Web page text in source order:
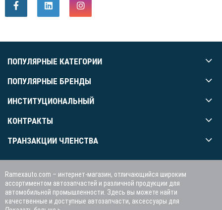
ПОПУЛЯРНЫЕ КАТЕГОРИИ
ПОПУЛЯРНЫЕ БРЕНДЫ
ИНСТИТУЦИОНАЛЬНЫЙ
КОНТРАКТЫ
ТРАНЗАКЦИИ ЧЛЕНСТВА
Ramexauto.com – интернет-магазин, отличающийся широким
ассортиментом автозапчастей и различной продукции для
автомобильной промышленности. Здесь вы можете найти
качественные и доступные автозапчасти, аксессуары для